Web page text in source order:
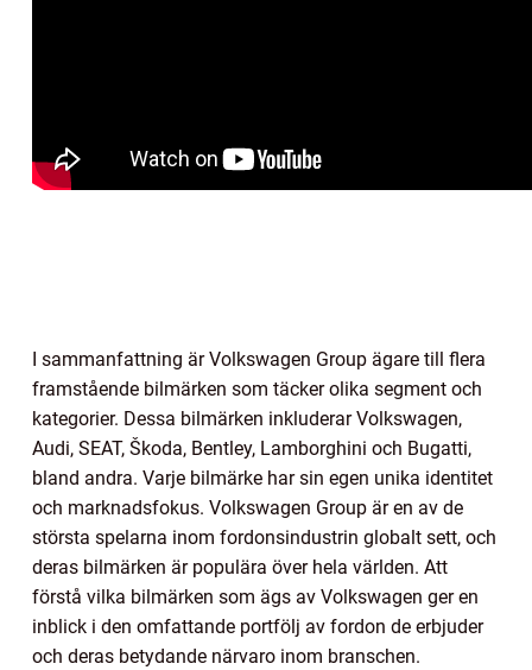
I sammanfattning är Volkswagen Group ägare till flera
framstående bilmärken som täcker olika segment och
kategorier. Dessa bilmärken inkluderar Volkswagen,
Audi, SEAT, Škoda, Bentley, Lamborghini och Bugatti,
bland andra. Varje bilmärke har sin egen unika identitet
och marknadsfokus. Volkswagen Group är en av de
största spelarna inom fordonsindustrin globalt sett, och
deras bilmärken är populära över hela världen. Att
förstå vilka bilmärken som ägs av Volkswagen ger en
inblick i den omfattande portfölj av fordon de erbjuder
och deras betydande närvaro inom branschen.